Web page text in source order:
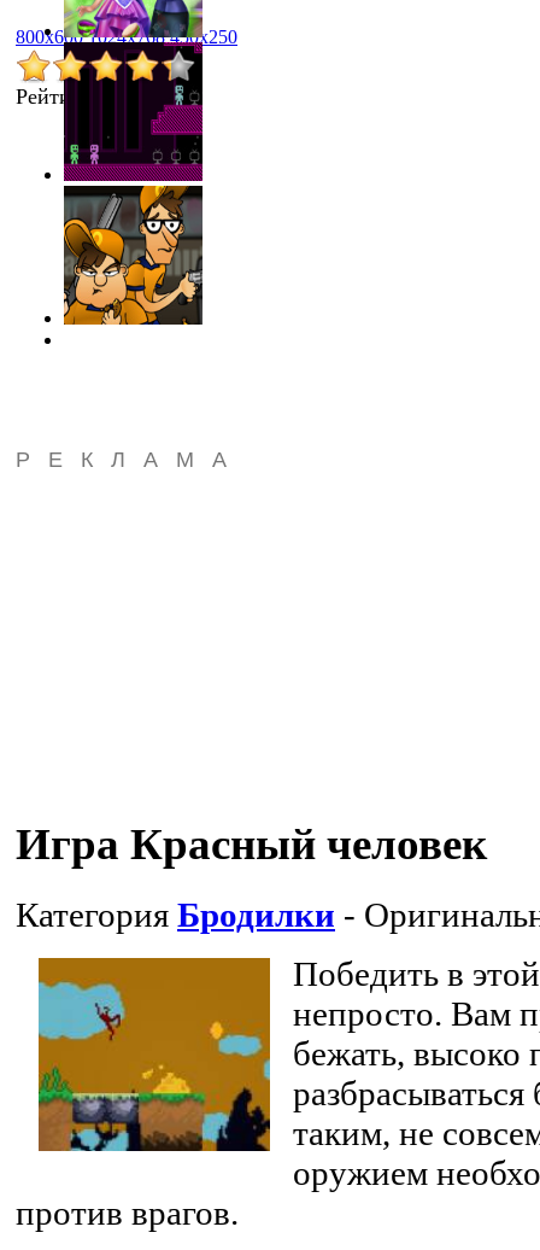
800x600 1024x768 450x250
Рейтинг
РЕКЛАМА
Игра Красный человек
Категория Бродилки -
Победить в
непросто. Вам
бежать, высоко
таким, не
оружием
против врагов.